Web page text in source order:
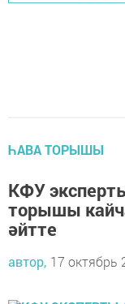
ҺАВА ТОРЫШЫ
КФУ
торышы
әйтте
автор, 17 октябрь